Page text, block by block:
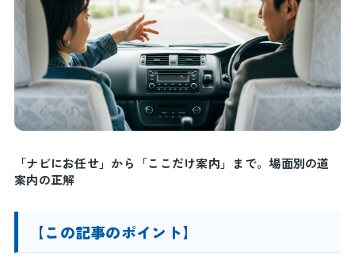
「ナビにお任せ」から「ここだけ案内」まで。場面別の道
案内の正解
【この記事のポイント】